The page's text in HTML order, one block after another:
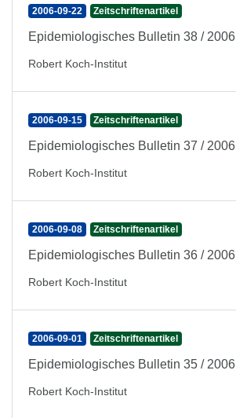
2006-09-22 Zeitschriftenartikel
Epidemiologisches Bulletin 38 / 2006
Robert Koch-Institut
2006-09-15 Zeitschriftenartikel
Epidemiologisches Bulletin 37 / 2006
Robert Koch-Institut
2006-09-08 Zeitschriftenartikel
Epidemiologisches Bulletin 36 / 2006
Robert Koch-Institut
2006-09-01 Zeitschriftenartikel
Epidemiologisches Bulletin 35 / 2006
Robert Koch-Institut